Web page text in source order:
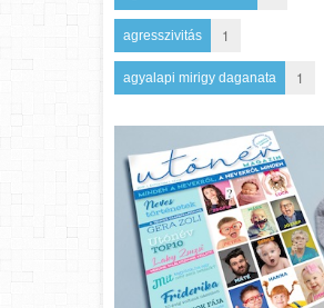
agresszivitás 1
agyalapi mirigy daganata 1